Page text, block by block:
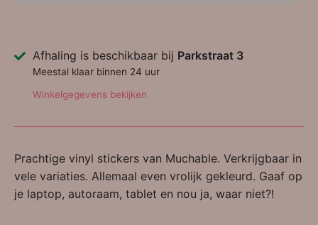
Afhaling is beschikbaar bij Parkstraat 3
Meestal klaar binnen 24 uur
Winkelgegevens bekijken
Prachtige vinyl stickers van Muchable. Verkrijgbaar in
vele variaties. Allemaal even vrolijk gekleurd. Gaaf op
je laptop, autoraam, tablet en nou ja, waar niet?!